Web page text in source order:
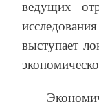
ведущих
выступает